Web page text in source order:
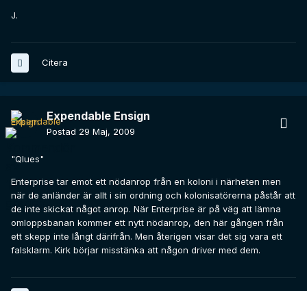
J.
Citera
Expendable Ensign
Postad 29 Maj, 2009
"Qlues"
Enterprise tar emot ett nödanrop från en koloni i närheten men
när de anländer är allt i sin ordning och kolonisatörerna påstår att
de inte skickat något anrop. När Enterprise är på väg att lämna
omloppsbanan kommer ett nytt nödanrop, den här gången från
ett skepp inte långt därifrån. Men återigen visar det sig vara ett
falsklarm. Kirk börjar misstänka att någon driver med dem.